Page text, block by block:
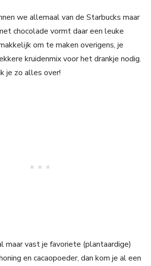
we allemaal van de Starbucks maar
chocolade vormt daar een leuke
om te maken overigens, je
kruidenmix voor het drankje nodig.
je zo alles over!
maar vast je favoriete (plantaardige)
en cacaopoeder, dan kom je al een